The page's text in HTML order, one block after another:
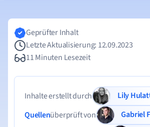
Geprüfter Inhalt
Letzte Aktualisierung: 12.09.2023
11 Minuten Lesezeit
Inhalte erstellt durch
Lily
Quellenüberprüft von
Gabriel